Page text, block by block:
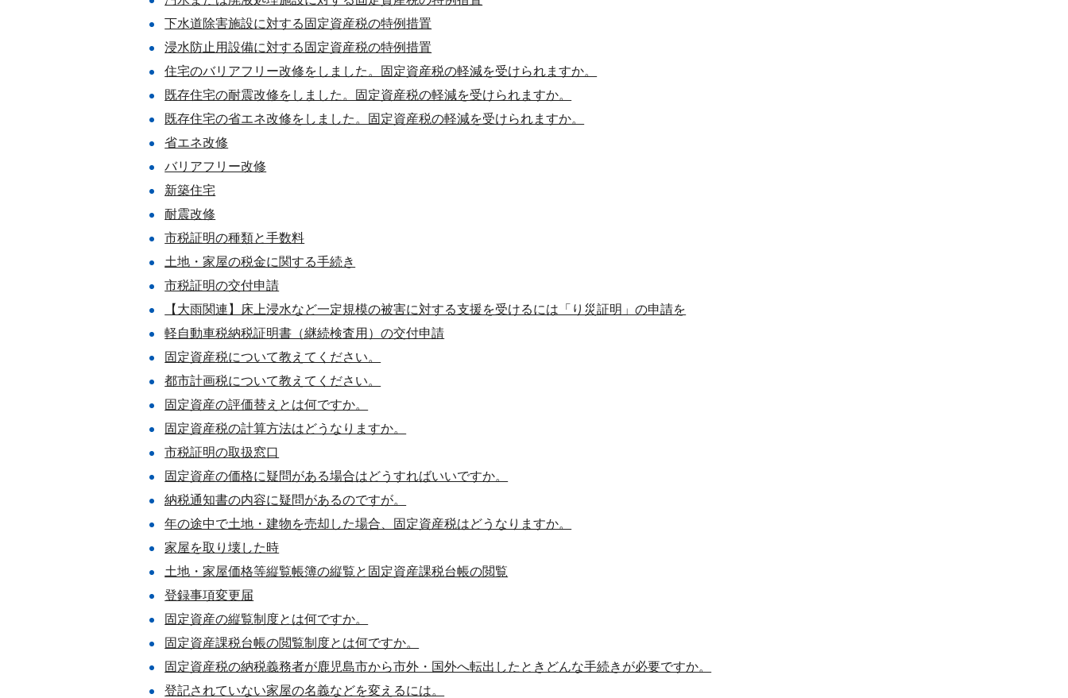
下水道除害施設に対する固定資産税の特例措置
浸水防止用設備に対する固定資産税の特例措置
住宅のバリアフリー改修をしました。固定資産税の軽減を受けられますか。
既存住宅の耐震改修をしました。固定資産税の軽減を受けられますか。
既存住宅の省エネ改修をしました。固定資産税の軽減を受けられますか。
省エネ改修
バリアフリー改修
新築住宅
耐震改修
市税証明の種類と手数料
土地・家屋の税金に関する手続き
市税証明の交付申請
【大雨関連】床上浸水など一定規模の被害に対する支援を受けるには「り災証明」の申請を
軽自動車税納税証明書（継続検査用）の交付申請
固定資産税について教えてください。
都市計画税について教えてください。
固定資産の評価替えとは何ですか。
固定資産税の計算方法はどうなりますか。
市税証明の取扱窓口
固定資産の価格に疑問がある場合はどうすればいいですか。
納税通知書の内容に疑問があるのですが。
年の途中で土地・建物を売却した場合、固定資産税はどうなりますか。
家屋を取り壊した時
土地・家屋価格等縦覧帳簿の縦覧と固定資産課税台帳の閲覧
登録事項変更届
固定資産の縦覧制度とは何ですか。
固定資産課税台帳の閲覧制度とは何ですか。
固定資産税の納税義務者が鹿児島市から市外・国外へ転出したときどんな手続きが必要ですか。
登記されていない家屋の名義などを変えるには。